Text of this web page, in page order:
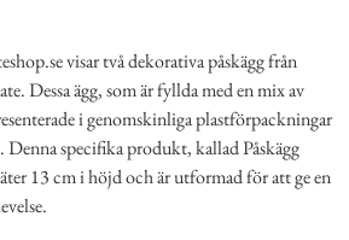
visar två dekorativa påskägg från
Dessa ägg, som är fyllda med en mix av
i genomskinliga plastförpackningar
Denna specifika produkt, kallad Påskägg
13 cm i höjd och är utformad för att ge en